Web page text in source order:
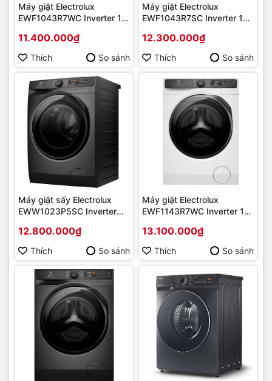
Máy giặt Electrolux
EWF1043R7WC Inverter 10
11.400.000₫
Thích So sánh
Máy giặt Electrolux
EWF1043R7SC Inverter 10
12.300.000₫
Thích So sánh
Máy giặt sấy Electrolux
EWW1023P5SC Inverter
chính hãng
12.800.000₫
Thích So sánh
Máy giặt Electrolux
EWF1143R7WC Inverter 11
13.100.000₫
Thích So sánh